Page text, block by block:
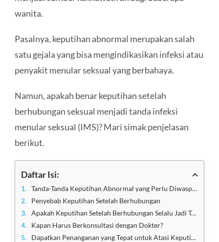
wanita.
Pasalnya, keputihan abnormal merupakan salah
satu gejala yang bisa mengindikasikan infeksi atau
penyakit menular seksual yang berbahaya.
Namun, apakah benar keputihan setelah
berhubungan seksual menjadi tanda infeksi
menular seksual (IMS)? Mari simak penjelasan
berikut.
Daftar Isi:
Tanda-Tanda Keputihan Abnormal yang Perlu Diwaspadai
Penyebab Keputihan Setelah Berhubungan
Apakah Keputihan Setelah Berhubungan Selalu Jadi Tanda IMS?
Kapan Harus Berkonsultasi dengan Dokter?
Dapatkan Penanganan yang Tepat untuk Atasi Keputihan Setelah Berhubungan di Klinik Utama Sentosa